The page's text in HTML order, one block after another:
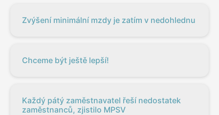
Zvýšení minimální mzdy je zatím v nedohlednu
Chceme být ještě lepší!
Každý pátý zaměstnavatel řeší nedostatek
zaměstnanců, zjistilo MPSV